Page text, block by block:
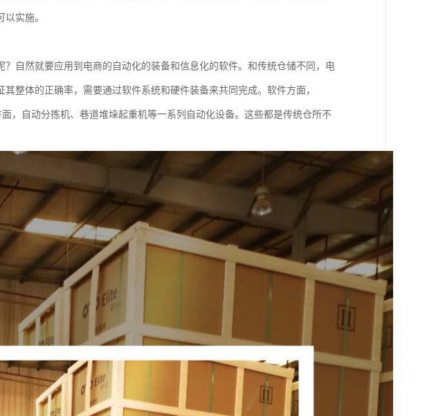
实施。
自然就要应用到电商的自动化的装备和信息化的软件。和传统仓储不同，电
整体的正确率，需要通过软件系统和硬件装备来共同完成。软件方面，
，自动分拣机、巷道堆垛起重机等一系列自动化设备。这些都是传统仓所不